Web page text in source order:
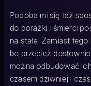
Podoba mi się też
do porażki i śmierci
na stałe. Zamiast
bo przecież
można odbudować
czasem dziwniej i